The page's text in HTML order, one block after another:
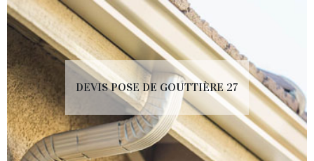
DEVIS POSE DE GOUTTIÈRE 27